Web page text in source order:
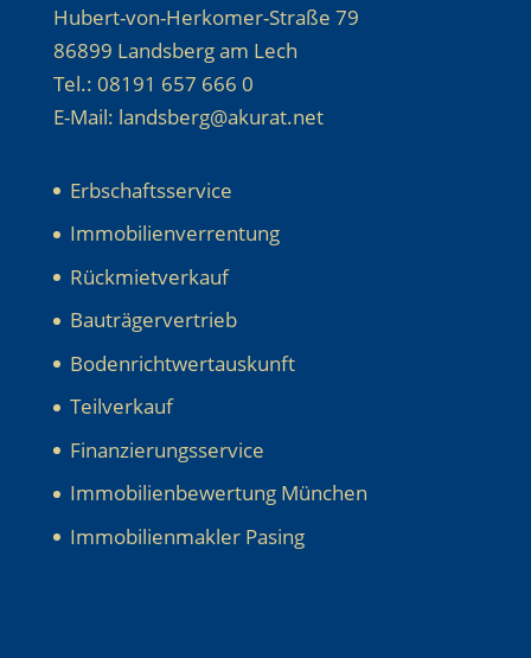
Hubert-von-Herkomer-Straße 79
86899 Landsberg am Lech
Tel.: 08191 657 666 0
E-Mail: landsberg@akurat.net
Erbschaftsservice
Immobilienverrentung
Rückmietverkauf
Bauträgervertrieb
Bodenrichtwertauskunft
Teilverkauf
Finanzierungsservice
Immobilienbewertung München
Immobilienmakler Pasing